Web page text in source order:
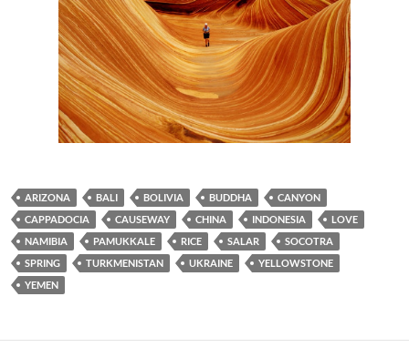
ARIZONA BALI BOLIVIA BUDDHA
CANYON
CAPPADOCIA
CAUSEWAY CHINA INDONESIA
LOVE
NAMIBIA
PAMUKKALE RICE SALAR
SOCOTRA
SPRING
TURKMENISTAN UKRAINE
YELLOWSTONE
YEMEN